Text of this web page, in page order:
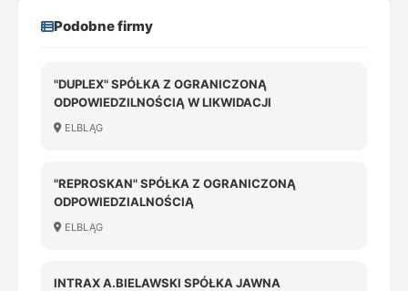
Podobne firmy
"DUPLEX" SPÓŁKA Z OGRANICZONĄ
ODPOWIEDZILNOŚCIĄ W LIKWIDACJI
ELBLĄG
"REPROSKAN" SPÓŁKA Z OGRANICZONĄ
ODPOWIEDZIALNOŚCIĄ
ELBLĄG
INTRAX A.BIELAWSKI SPÓŁKA JAWNA